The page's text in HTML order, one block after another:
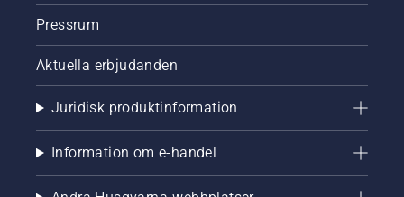
Pressrum
Aktuella erbjudanden
Juridisk produktinformation
Information om e-handel